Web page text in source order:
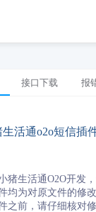
接口下载 报
生活通o2o短信插
猪生活通O2O开发
均为对原文件的修
之前，请仔细核对修